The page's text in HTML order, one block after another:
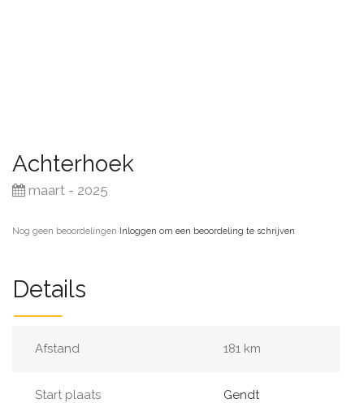
Achterhoek
maart - 2025
Nog geen beoordelingen·Inloggen om een beoordeling te schrijven
Details
Afstand 181 km
Start plaats Gendt